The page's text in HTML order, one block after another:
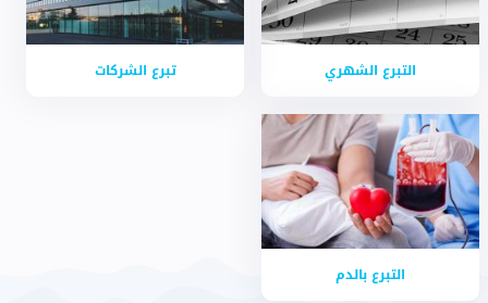
التبرع الشهري تبرع الشركات
التبرع بالدم